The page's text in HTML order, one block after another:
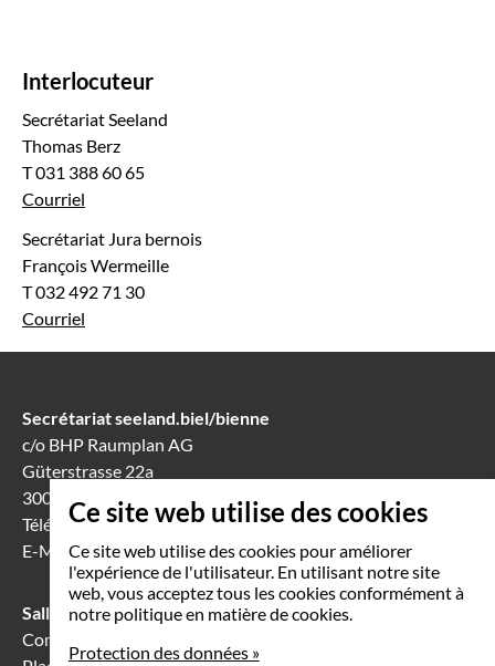
Ce site web utilise des cookies
Ce site web utilise des cookies pour améliorer
l'expérience de l'utilisateur. En utilisant notre site
web, vous acceptez tous les cookies conformément à
notre politique en matière de cookies.
Protection des données »
Interlocuteur
Secrétariat Seeland
Thomas Berz
T 031 388 60 65
Courriel
Secrétariat Jura bernois
François Wermeille
T 032 492 71 30
Courriel
Secrétariat seeland.biel/bienne
c/o BHP Raumplan AG
Güterstrasse 22a
3008 Berne
Téléphone 031 388 60 60
E-Mail
info(at)seeland-biel-bienne.ch
Salle de séance à Bienne
Communication Center